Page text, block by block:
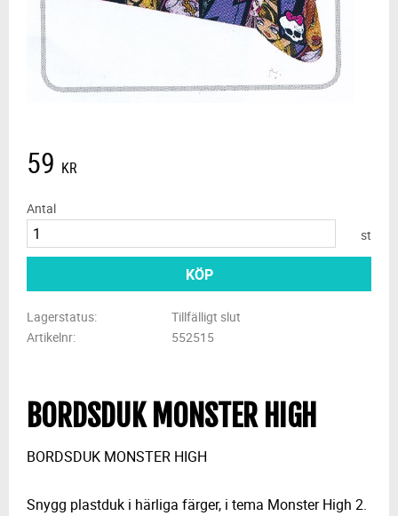
59 KR
Antal
st
KÖP
Lagerstatus
Tillfälligt slut
Artikelnr
552515
BORDSDUK MONSTER HIGH
BORDSDUK MONSTER HIGH
Snygg plastduk i härliga färger, i tema Monster High 2.